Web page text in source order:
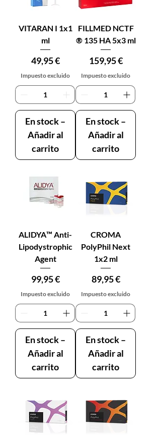
VITARAN I 1x1
ml
Precio
49,95 €
Impuesto excluido
En stock –
Añadir al
carrito
FILLMED NCTF
® 135 HA 5x3 ml
Precio
159,95 €
Impuesto excluido
En stock –
Añadir al
carrito
ALIDYA™ Anti-
Lipodystrophic
Agent
Precio
99,95 €
Impuesto excluido
En stock –
Añadir al
carrito
CROMA
PolyPhil Next
1x2 ml
Precio
89,95 €
Impuesto excluido
En stock –
Añadir al
carrito